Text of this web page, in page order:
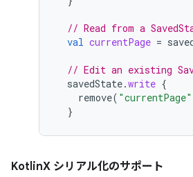
// Read from a
val currentPage =
// Edit an existing
savedState.write {
remove( "currentPage"
}
KotlinX シリアル化のサポート